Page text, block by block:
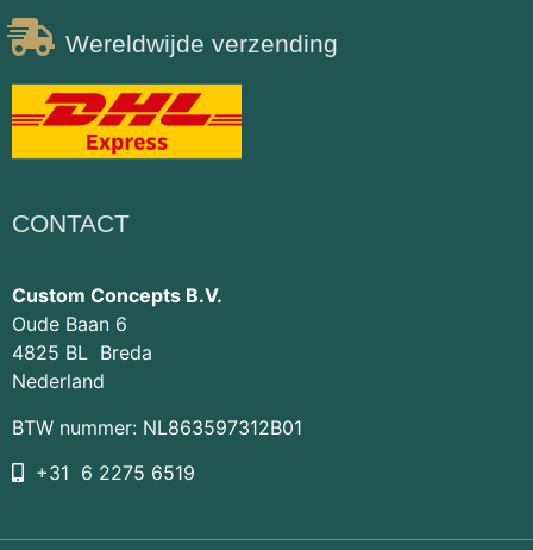
Wereldwijde verzending
CONTACT
Custom Concepts B.V.
Oude Baan 6
4825 BL Breda
Nederland
BTW nummer: NL863597312B01
+31 6 2275 6519